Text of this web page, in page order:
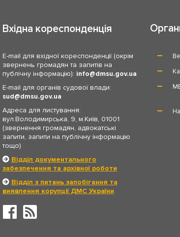
Вхідна кореспонденція
E-mail для вхідної кореспонденції (окрім
звернень громадян та запитів на
публічну інформацію): info
dmsu.gov.ua
E-mail для органів судової влади:
sud
dmsu.gov.ua
Адреса для листування:
вул.Володимирська, 9, м.Київ, 01001
(звернення громадян, адвокатські
запити, запити на публічну інформацію
тощо)
Відділ документального
забезпечення та архівної роботи
Відділ з питань запобігання та
виявлення корупції ДМС України